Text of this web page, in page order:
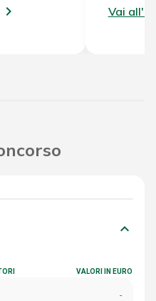
Vai
keyboard_arrow_down
VALORI IN EURO
-